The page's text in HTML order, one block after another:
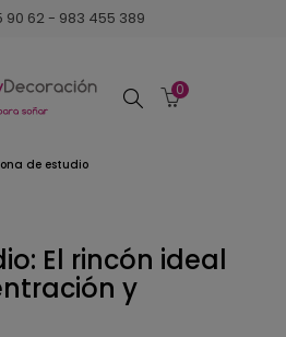
90 62 - 983 455 389
Buscar
0
de estudio
El rincón ideal
y